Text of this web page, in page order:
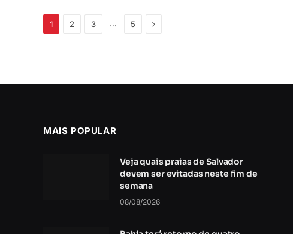
1 2 3 … 5 Próximo
MAIS POPULAR
Veja quais praias de Salvador
devem ser evitadas neste fim de
semana
08/08/2026